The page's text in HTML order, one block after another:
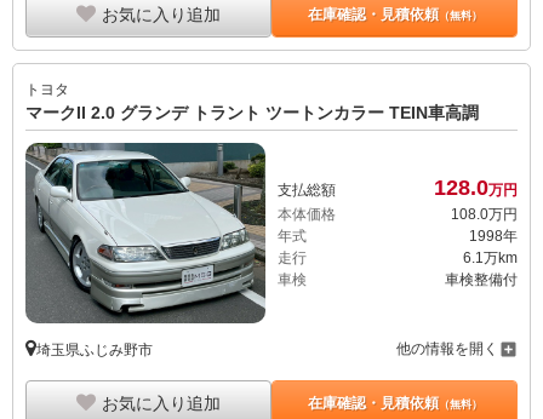
お気に入り追加 在庫確認・見積依頼（無料）
トヨタ
マークII 2.0 グランデ トラント ツートンカラー TEIN車高調
支払総額 128.0万円
本体価格
108.0万円
年式
1998年
走行
6.1万km
車検
車検整備付
埼玉県ふじみ野市 他の情報を開く
お気に入り追加 在庫確認・見積依頼（無料）